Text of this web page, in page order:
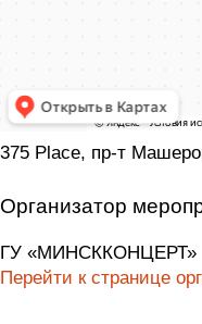
375 Place, пр-т
Организатор
ГУ «МИНСККОНЦЕРТ»
Перейти к странице